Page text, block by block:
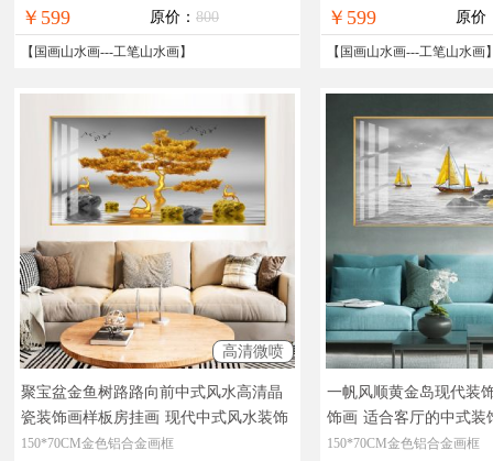
￥599 原价： 800
【 国画山水画---工笔山水画】
￥599 原价
【 国画山水画---工笔山水画
高清微喷
聚宝盆金鱼树路路向前中式风水高清晶
瓷装饰画样板房挂画 现代中式风水装饰
画
150*70CM金色铝合金画框
一帆风顺黄金岛现代装
饰画 适合客厅的中式装
150*70CM金色铝合金画框